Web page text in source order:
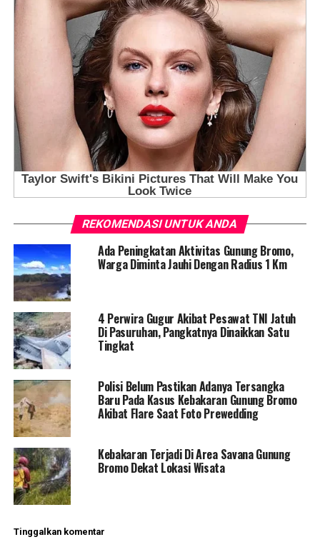
REKOMENDASI UNTUK ANDA
Ada Peningkatan Aktivitas Gunung Bromo,
Warga Diminta Jauhi Dengan Radius 1 Km
4 Perwira Gugur Akibat Pesawat TNI Jatuh
Di Pasuruhan, Pangkatnya Dinaikkan Satu
Tingkat
Polisi Belum Pastikan Adanya Tersangka
Baru Pada Kasus Kebakaran Gunung Bromo
Akibat Flare Saat Foto Prewedding
Kebakaran Terjadi Di Area Savana Gunung
Bromo Dekat Lokasi Wisata
Tinggalkan komentar